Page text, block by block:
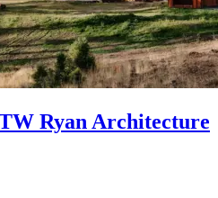
Ryan Architecture